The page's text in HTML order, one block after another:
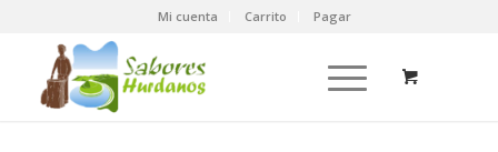
Mi cuenta Carrito Pagar